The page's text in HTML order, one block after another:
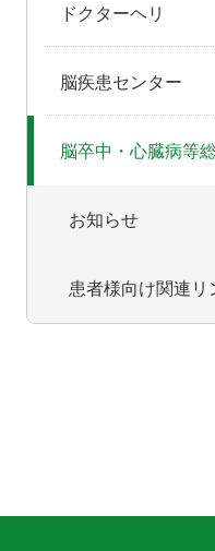
ドクターヘリ
脳疾患センター
脳卒中・心臓病等
お知らせ
患者様向け関連リ